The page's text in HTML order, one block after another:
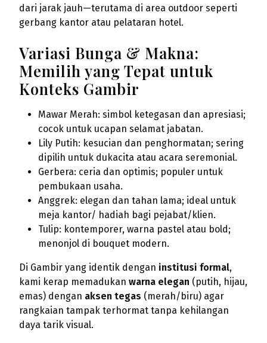
dari jarak jauh—terutama di area outdoor seperti
gerbang kantor atau pelataran hotel.
Variasi Bunga & Makna:
Memilih yang Tepat untuk
Konteks Gambir
Mawar Merah: simbol ketegasan dan apresiasi;
cocok untuk ucapan selamat jabatan.
Lily Putih: kesucian dan penghormatan; sering
dipilih untuk dukacita atau acara seremonial.
Gerbera: ceria dan optimis; populer untuk
pembukaan usaha.
Anggrek: elegan dan tahan lama; ideal untuk
meja kantor/ hadiah bagi pejabat/klien.
Tulip: kontemporer, warna pastel atau bold;
menonjol di bouquet modern.
Di Gambir yang identik dengan institusi formal,
kami kerap memadukan warna elegan (putih, hijau,
emas) dengan aksen tegas (merah/biru) agar
rangkaian tampak terhormat tanpa kehilangan
daya tarik visual.